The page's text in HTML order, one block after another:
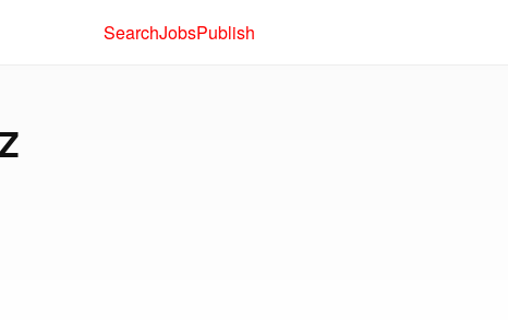
SearchJobsPublish